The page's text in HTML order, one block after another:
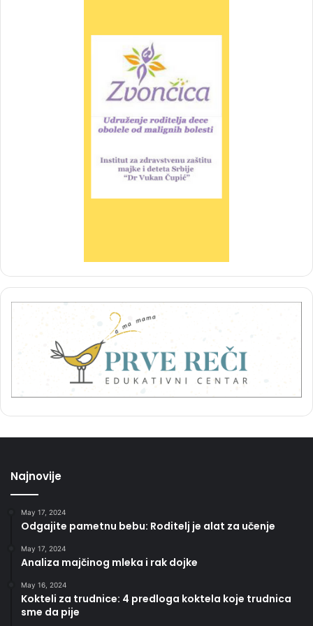
Najnovije
May 17, 2024
Odgajite pametnu bebu: Roditelj je alat za učenje
May 17, 2024
Analiza majčinog mleka i rak dojke
May 16, 2024
Kokteli za trudnice: 4 predloga koktela koje trudnica
sme da pije